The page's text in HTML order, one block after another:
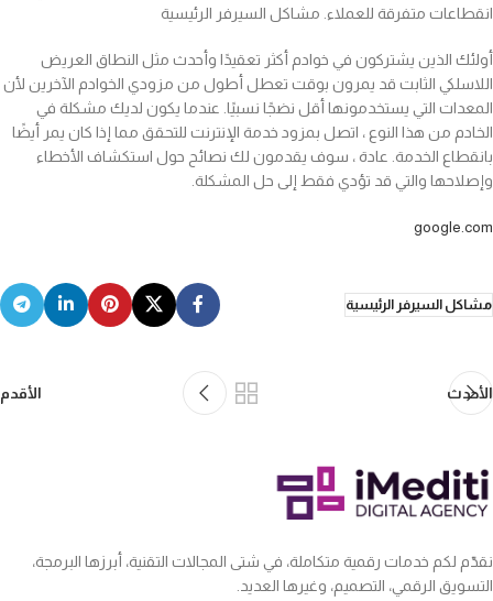
انقطاعات متفرقة للعملاء. مشاكل السيرفر الرئيسية
أولئك الذين يشتركون في خوادم أكثر تعقيدًا وأحدث مثل النطاق العريض
اللاسلكي الثابت قد يمرون بوقت تعطل أطول من مزودي الخوادم الآخرين لأن
المعدات التي يستخدمونها أقل نضجًا نسبيًا. عندما يكون لديك مشكلة في
الخادم من هذا النوع ، اتصل بمزود خدمة الإنترنت للتحقق مما إذا كان يمر أيضًا
بانقطاع الخدمة. عادة ، سوف يقدمون لك نصائح حول استكشاف الأخطاء
وإصلاحها والتي قد تؤدي فقط إلى حل المشكلة.
google.com
مشاكل السيرفر الرئيسية
الأحدث الأقدم
نقدّم لكم خدمات رقمية متكاملة، في شتى المجالات التقنية، أبرزها البرمجة،
التسويق الرقمي، التصميم، وغيرها العديد.